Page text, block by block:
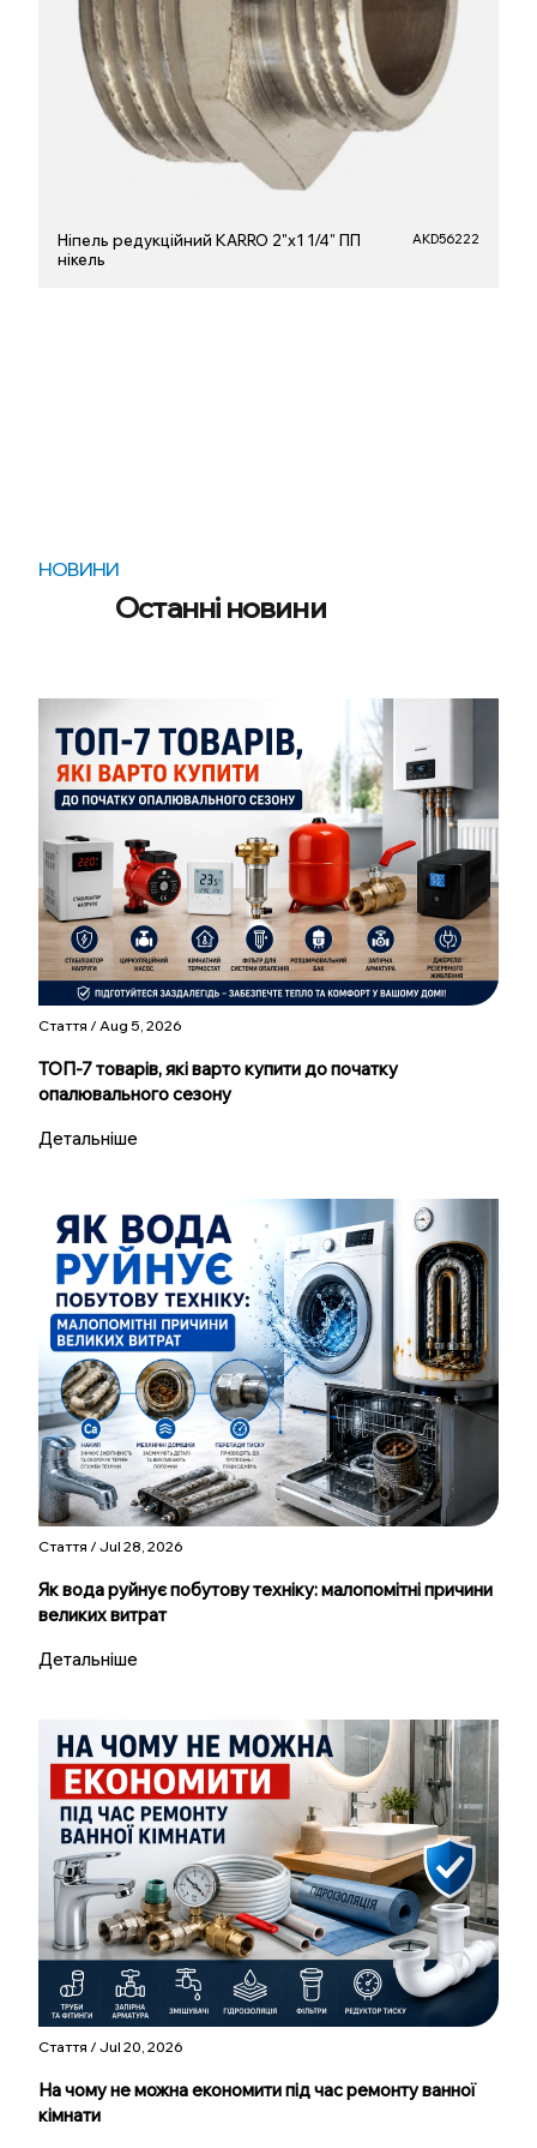
Ніпель редукційний KARRO 2"х1 1/4" ПП
нікель
AKD56222
НОВИНИ
Останні новини
Стаття / Aug 5, 2026
ТОП-7 товарів, які варто купити до початку
опалювального сезону
Детальніше
Стаття / Jul 28, 2026
Як вода руйнує побутову техніку: малопомітні причини
великих витрат
Детальніше
Стаття / Jul 20, 2026
На чому не можна економити під час ремонту ванної
кімнати